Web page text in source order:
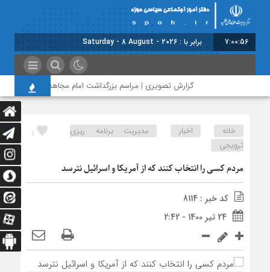
7:00:57 برابر با : Saturday - 8 August - 2026
گزارش تصویری | مراسم بزرگداشت امام مجاهد شهید
1 خانه اخبار
مدیریت برنامه ریزی
ترویجی
مردم کسی را انتخاب کنند که از آمریکا و اسرائیل نترسد
کد خبر : 8114
24 تیر 1400 - 2:42